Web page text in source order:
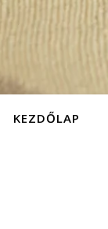
KEZDŐLAP